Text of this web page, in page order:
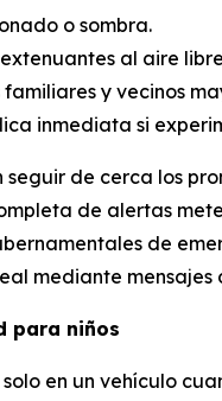
o sombra.
al aire
y vecinos
inmediata si
seguir de cerca los
de alertas
de
mediante
para niños
en un vehículo